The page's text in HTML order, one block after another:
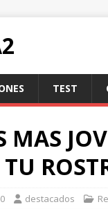
TEST
MAS
TU
destacados